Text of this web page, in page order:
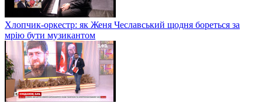
Хлопчик-оркестр: як Женя Чеславський щодня бореться за
мрію бути музикантом